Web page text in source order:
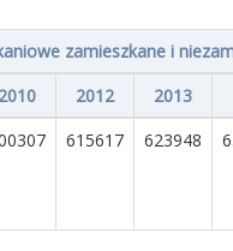
zamieszkane i
2010 2012 2013
615617 623948